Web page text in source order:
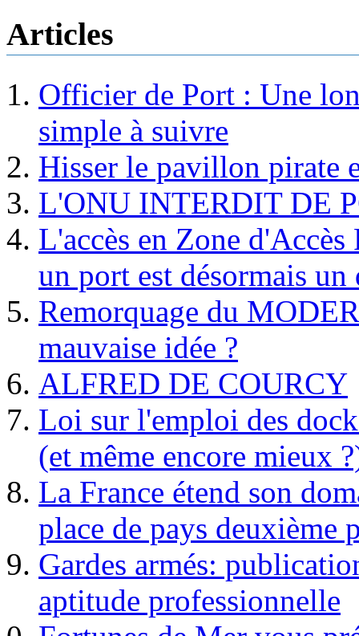
Articles
Officier de Port : Une
simple à suivre
Hisser le pavillon pirate
L'ONU INTERDIT DE
L'accès en Zone
un port est désormais un
Remorquage du
mauvaise idée ?
ALFRED DE COURCY
Loi sur l'emploi des
(et même encore mieux
La France étend son
place de pays deuxième
Gardes armés:
aptitude professionnelle